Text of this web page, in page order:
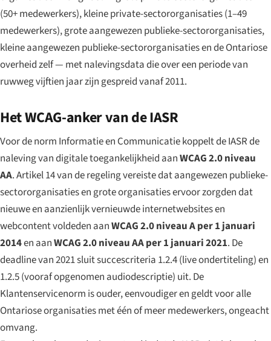
(50+ medewerkers), kleine private-sectororganisaties (1–49
medewerkers), grote aangewezen publieke-sectororganisaties,
kleine aangewezen publieke-sectororganisaties en de Ontariose
overheid zelf — met nalevingsdata die over een periode van
ruwweg vijftien jaar zijn gespreid vanaf 2011.
Het WCAG-anker van de IASR
Voor de norm Informatie en Communicatie koppelt de IASR de
naleving van digitale toegankelijkheid aanWCAG 2.0 niveau
AA. Artikel 14 van de regeling vereiste dat aangewezen publieke-
sectororganisaties en grote organisaties ervoor zorgden dat
nieuwe en aanzienlijk vernieuwde internetwebsites en
webcontent voldeden aanWCAG 2.0 niveau A per 1 januari
2014en aanWCAG 2.0 niveau AA per 1 januari 2021. De
deadline van 2021 sluit succescriteria 1.2.4 (live ondertiteling) en
1.2.5 (vooraf opgenomen audiodescriptie) uit. De
Klantenservicenorm is ouder, eenvoudiger en geldt vooralle
Ontariose organisaties met één of meer medewerkers, ongeacht
omvang.